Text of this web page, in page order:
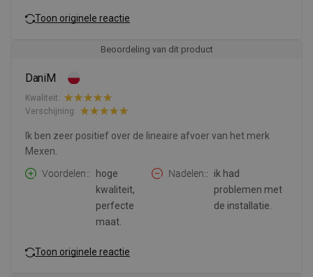
Toon originele reactie
Beoordeling van dit product
DaniM
Kwaliteit:
Verschijning:
Ik ben zeer positief over de lineaire afvoer van het merk
Mexen.
Voordelen:
hoge
kwaliteit,
perfecte
maat.
Nadelen:
ik had
problemen met
de installatie.
Toon originele reactie